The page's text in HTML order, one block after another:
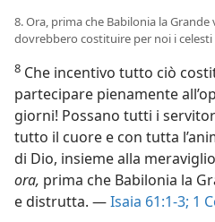
8. Ora, prima che Babilonia la
dovrebbero costituire per noi i
8 Che incentivo tutto ciò
partecipare pienamente
giorni! Possano tutti i
tutto il cuore e con tutta
di Dio, insieme alla
ora, prima che Babilonia la
e distrutta. —Isaia 61:1-3; 1